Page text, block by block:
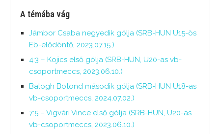
A témába vág
Jámbor Csaba negyedik gólja (SRB-HUN U15-ös
Eb-elődöntő, 2023.07.15.)
4:3 – Kojics első gólja (SRB-HUN, U20-as vb-
csoportmeccs, 2023.06.10.)
Balogh Botond második gólja (SRB-HUN U18-as
vb-csoportmeccs, 2024.07.02.)
7:5 – Vigvári Vince első gólja (SRB-HUN, U20-as
vb-csoportmeccs, 2023.06.10.)